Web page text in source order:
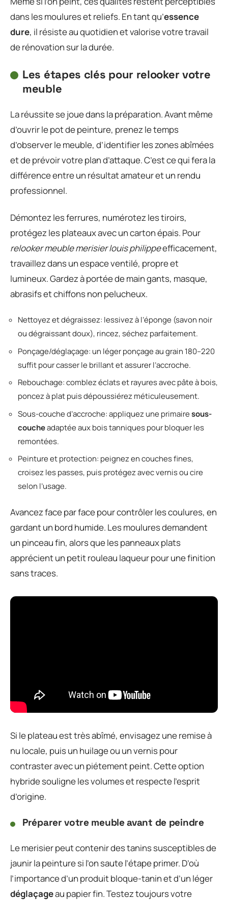
dans les moulures et reliefs. En tant qu’essence
dure, il résiste au quotidien et valorise votre travail
de rénovation sur la durée.
Les étapes clés pour relooker votre
meuble
La réussite se joue dans la préparation. Avant même
d’ouvrir le pot de peinture, prenez le temps
d’observer le meuble, d’identifier les zones abîmées
et de prévoir votre plan d’attaque. C’est ce qui fera la
différence entre un résultat amateur et un rendu
professionnel.
Démontez les ferrures, numérotez les tiroirs,
protégez les plateaux avec un carton épais. Pour
relooker meuble merisier louis philippeefficacement,
travaillez dans un espace ventilé, propre et
lumineux. Gardez à portée de main gants, masque,
abrasifs et chiffons non pelucheux.
Nettoyez et dégraissez: lessivez à l’éponge (savon noir
ou dégraissant doux), rincez, séchez parfaitement.
Ponçage/déglaçage: un léger ponçage au grain 180–220
suffit pour casser le brillant et assurer l’accroche.
Rebouchage: comblez éclats et rayures avec pâte à bois,
poncez à plat puis dépoussiérez méticuleusement.
Sous-couche d’accroche: appliquez une primairesous-
coucheadaptée aux bois tanniques pour bloquer les
remontées.
Peinture et protection: peignez en couches fines,
croisez les passes, puis protégez avec vernis ou cire
selon l’usage.
Avancez face par face pour contrôler les coulures, en
gardant un bord humide. Les moulures demandent
un pinceau fin, alors que les panneaux plats
apprécient un petit rouleau laqueur pour une finition
sans traces.
Si le plateau est très abîmé, envisagez une remise à
nu locale, puis un huilage ou un vernis pour
contraster avec un piétement peint. Cette option
hybride souligne les volumes et respecte l’esprit
d’origine.
Préparer votre meuble avant de peindre
Le merisier peut contenir des tanins susceptibles de
jaunir la peinture si l’on saute l’étape primer. D’où
l’importance d’un produit bloque-tanin et d’un léger
déglaçageau papier fin. Testez toujours votre